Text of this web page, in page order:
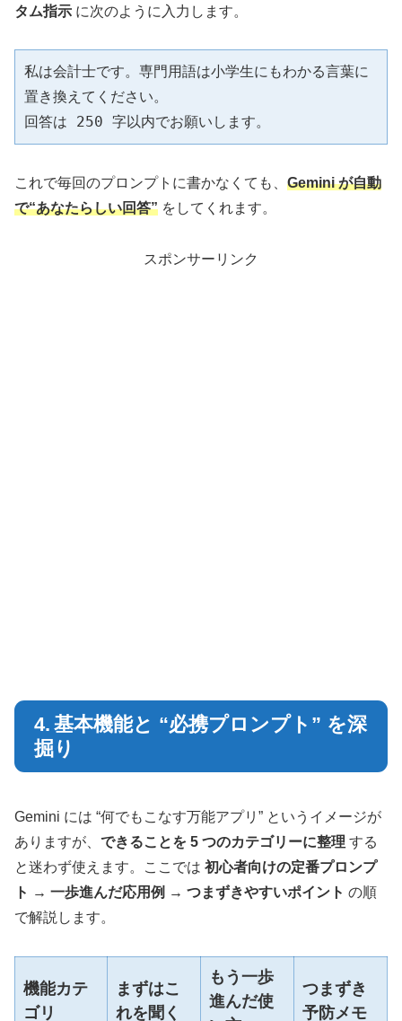
タム指示 に次のように入力します。
私は会計士です。専門用語は小学生にもわかる言葉に
置き換えてください。
回答は 250 字以内でお願いします。
これで毎回のプロンプトに書かなくても、 Gemini が自動
で“あなたらしい回答” をしてくれます。
スポンサーリンク
4. 基本機能と “必携プロンプト” を深
掘り
Gemini には “何でもこなす万能アプリ” というイメージが
ありますが、 できることを 5 つのカテゴリーに整理 する
と迷わず使えます。ここでは 初心者向けの定番プロンプ
ト → 一歩進んだ応用例 → つまずきやすいポイント の順
で解説します。
機能カテ
ゴリ
まずはこ
れを聞く
もう一歩
進んだ使
つまずき
予防メモ